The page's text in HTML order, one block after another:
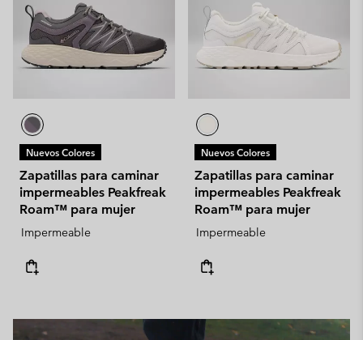
Nuevos Colores
Zapatillas para caminar
impermeables Peakfreak
Roam™ para mujer
Impermeable
Nuevos Colores
Zapatillas para caminar
impermeables Peakfreak
Roam™ para mujer
Impermeable